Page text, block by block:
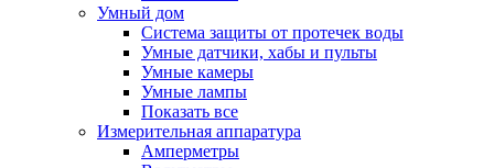
Умный дом
Система защиты от протечек воды
Умные датчики, хабы и пульты
Умные камеры
Умные лампы
Показать все
Измерительная аппаратура
Амперметры